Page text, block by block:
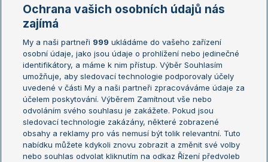
Žebříčky
Žebříček ATP (muži)
Žebříček WTA (ženy)
Sázkařský žebříček
Australian Open
French Open
Wimbledon
US Open
Turnaj mistrů
Turnaj mistryň
Aktualní trendy
Ochrana vašich osobních údajů nás
zajímá
My a naši partneři 999 ukládáme do vašeho zařízení
osobní údaje, jako jsou údaje o prohlížení nebo jedinečné
identifikátory, a máme k nim přístup. Výběr Souhlasím
umožňuje, aby sledovací technologie podporovaly účely
uvedené v části My a naši partneři zpracováváme údaje za
účelem poskytování. Výběrem Zamítnout vše nebo
odvoláním svého souhlasu je zakážete. Pokud jsou
sledovací technologie zakázány, některé zobrazené
obsahy a reklamy pro vás nemusí být tolik relevantní. Tuto
nabídku můžete kdykoli znovu zobrazit a změnit své volby
nebo souhlas odvolat kliknutím na odkaz Řízení předvoleb